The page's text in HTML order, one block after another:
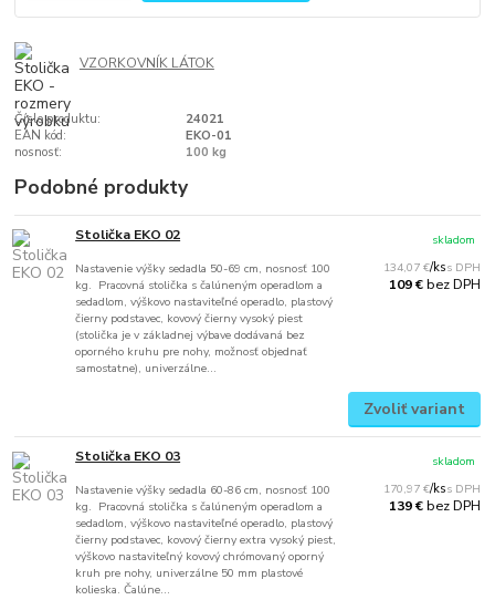
VZORKOVNÍK LÁTOK
Číslo produktu:
24021
EAN kód:
EKO-01
nosnosť:
100 kg
Podobné produkty
Stolička EKO 02
Nastavenie výšky sedadla 50-69 cm, nosnosť 100
kg. Pracovná stolička s čalúneným operadlom a
sedadlom, výškovo nastaviteľné operadlo, plastový
čierny podstavec, kovový čierny vysoký piest
(stolička je v základnej výbave dodávaná bez
oporného kruhu pre nohy, možnosť objednať
samostatne), univerzálne...
134,07 €/ks
109 €bez DPH
skladom
Zvoliť variant
Stolička EKO 03
Nastavenie výšky sedadla 60-86 cm, nosnosť 100
kg. Pracovná stolička s čalúneným operadlom a
sedadlom, výškovo nastaviteľné operadlo, plastový
čierny podstavec, kovový čierny extra vysoký piest,
výškovo nastaviteľný kovový chrómovaný oporný
kruh pre nohy, univerzálne 50 mm plastové
kolieska. Čalúne...
170,97 €/ks
139 €bez DPH
skladom